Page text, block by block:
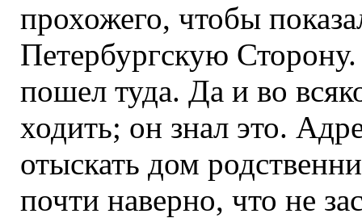
прохожего, чтобы
Петербургскую
пошел туда. Да и во
ходить; он знал это.
отыскать дом
почти наверно, что не